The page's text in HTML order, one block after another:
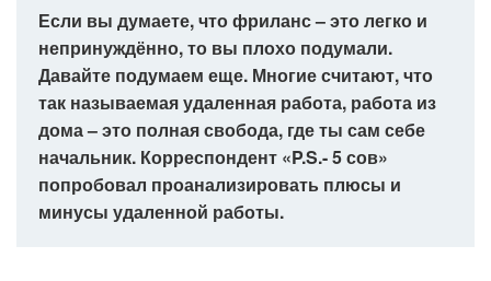
Если вы думаете, что фриланс – это легко и
непринуждённо, то вы плохо подумали.
Давайте подумаем еще. Многие считают, что
так называемая удаленная работа, работа из
дома – это полная свобода, где ты сам себе
начальник. Корреспондент «P.S.- 5 сов»
попробовал проанализировать плюсы и
минусы удаленной работы.